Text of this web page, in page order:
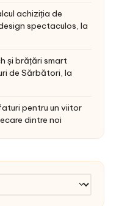
achiziția de
spectaculos, la
și brățări smart
de Sărbători, la
pentru un viitor
dintre noi